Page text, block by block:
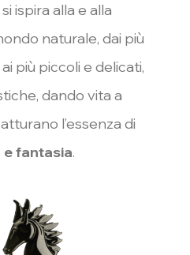
si ispira alla e alla
naturale, dai più
più piccoli e delicati,
dando vita a
l’essenza di
e fantasia.